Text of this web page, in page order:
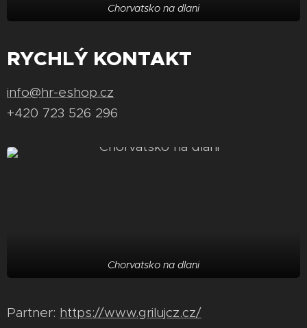
Chorvatsko na dlani
RYCHLÝ KONTAKT
info@hr-eshop.cz
+420 723 526 296
Chorvatsko na dlani
Partner: https://www.grilujcz.cz/